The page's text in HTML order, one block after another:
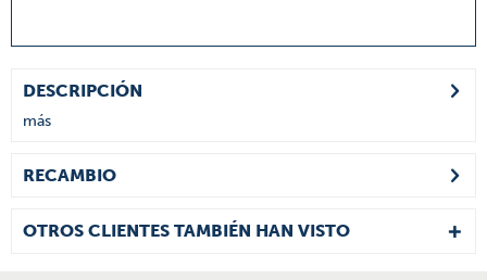
DESCRIPCIÓN
más
RECAMBIO
OTROS CLIENTES TAMBIÉN HAN VISTO